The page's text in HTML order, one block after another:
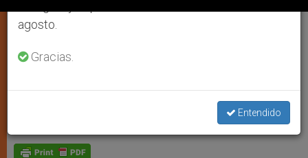
ante tanto sufrimiento»
NOVIEMBRE 30, 2006 00:00
h
A
p
e
n
g
a
o
o
w
e
h
agosto.
Gracias.
Entendido